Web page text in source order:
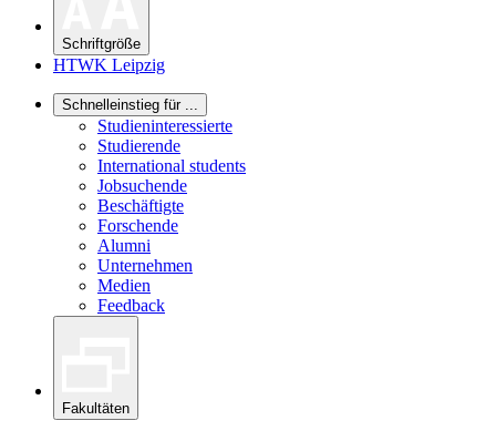
Schriftgröße
HTWK Leipzig
Schnelleinstieg für ...
Studieninteressierte
Studierende
International students
Jobsuchende
Beschäftigte
Forschende
Alumni
Unternehmen
Medien
Feedback
Fakultäten